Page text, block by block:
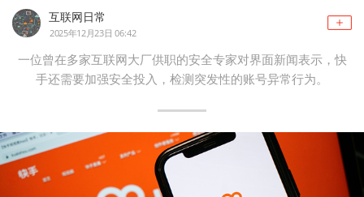
互联网日常
2025年12月23日 06:42
一位曾在多家互联网大厂供职的安全专家对界面新闻表示，快
手还需要加强安全投入，检测突发性的账号异常行为。